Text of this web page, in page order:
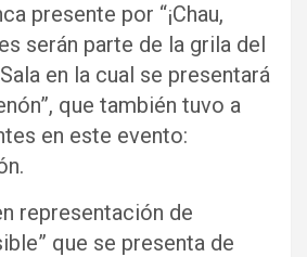
presente por “¡Chau,
serán parte de la grila del
en la cual se presentará
que también tuvo a
en este evento:
representación de
que se presenta de